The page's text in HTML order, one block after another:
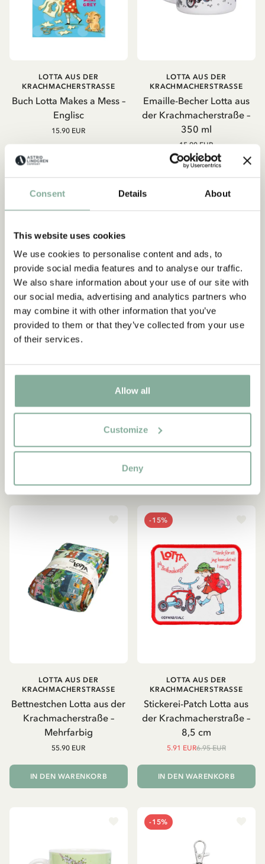
Consent Details About
This website uses cookies
We use cookies to personalise content and ads, to
provide social media features and to analyse our traffic.
We also share information about your use of our site with
our social media, advertising and analytics partners who
may combine it with other information that you’ve
provided to them or that they’ve collected from your use
of their services.
Allow all
Customize
Deny
Buch Lotta Makes a Mess –
Englisc
LOTTA AUS DER
KRACHMACHERSTRASSE
15.90 EUR
Emaille-Becher Lotta aus
der Krachmacherstraße –
350 ml
LOTTA AUS DER
KRACHMACHERSTRASSE
15.90 EUR
Kinder/Erwachsene
aus der
Krachmacherstraße - Rosa
9.95 EUR
Bettnestchen Lotta aus der
Krachmacherstraße –
Mehrfarbig
LOTTA AUS DER
KRACHMACHERSTRASSE
55.90 EUR
IN DEN WARENKORB
-15%
Stickerei-Patch Lotta aus
der Krachmacherstraße –
8,5 cm
LOTTA AUS DER
KRACHMACHERSTRASSE
5.91 EUR6.95 EUR
IN DEN WARENKORB
-15%